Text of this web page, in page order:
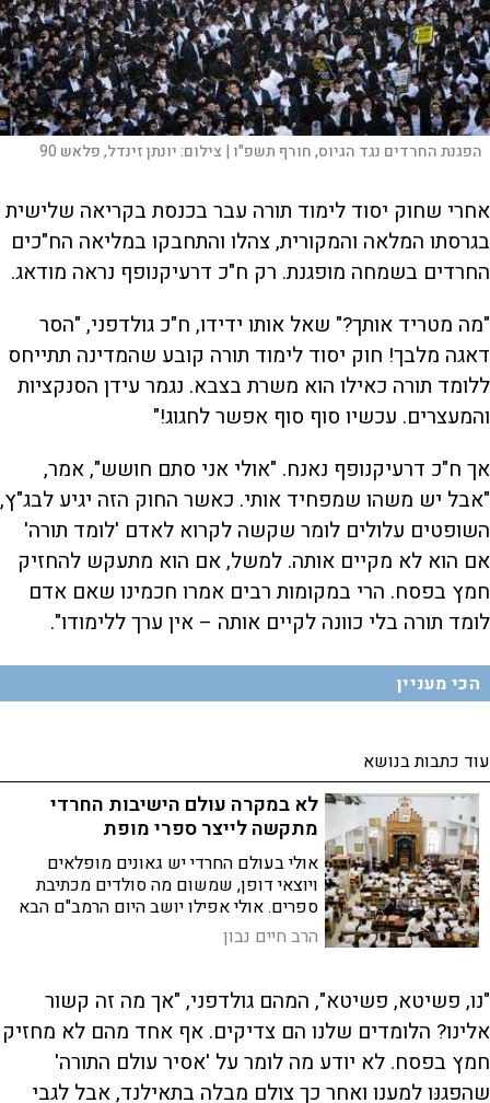
הפגנת החרדים נגד הגיוס, חורף תשפ"ו | צילום:יונתן זינדל, פלאש 90
אחרי שחוק יסוד לימוד תורה עבר בכנסת בקריאה שלישית
בגרסתו המלאה והמקורית, צהלו והתחבקו במליאה הח"כים
החרדים בשמחה מופגנת. רק ח"כ דרעיקנופף נראה מודאג.
"מה מטריד אותך?" שאל אותו ידידו, ח"כ גולדפני, "הסר
דאגה מלבך! חוק יסוד לימוד תורה קובע שהמדינה תתייחס
ללומד תורה כאילו הוא משרת בצבא. נגמר עידן הסנקציות
והמעצרים. עכשיו סוף סוף אפשר לחגוג!"
אך ח"כ דרעיקנופף נאנח. "אולי אני סתם חושש", אמר,
"אבל יש משהו שמפחיד אותי. כאשר החוק הזה יגיע לבג"ץ,
השופטים עלולים לומר שקשה לקרוא לאדם 'לומד תורה'
אם הוא לא מקיים אותה. למשל, אם הוא מתעקש להחזיק
חמץ בפסח. הרי במקומות רבים אמרו חכמינו שאם אדם
לומד תורה בלי כוונה לקיים אותה – אין ערך ללימודו".
הכי מעניין
עוד כתבות בנושא
לא במקרה עולם הישיבות החרדי
מתקשה לייצר ספרי מופת
אולי בעולם החרדי יש גאונים מופלאים
ויוצאי דופן, שמשום מה סולדים מכתיבת
ספרים. אולי אפילו יושב היום הרמב"ם הבא
באיזה ספסל אחורי בישיבת מיר וגומר לכתוב
את המשפטים האחרונים של ספרו הגאוני.
הרב חיים נבון
"נו, פשיטא, פשיטא", המהם גולדפני, "אך מה זה קשור
אלינו? הלומדים שלנו הם צדיקים. אף אחד מהם לא מחזיק
חמץ בפסח. לא יודע מה לומר על 'אסיר עולם התורה'
שהפגנּו למענו ואחר כך צולם מבלה בתאילנד, אבל לגבי